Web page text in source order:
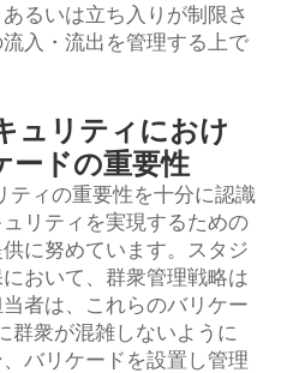
るいは立ち入りが制限さ
入・流出を管理する上で
ュリティにおけ
ードの重要性
ィの重要性を十分に認識
リティを実現するための
に努めています。スタジ
おいて、群衆管理戦略は
者は、これらのバリケー
群衆が混雑しないように
バリケードを設置し管理